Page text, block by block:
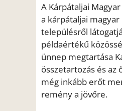
A Kárpátaljai
a kárpátaljai
településről
példaértékű
ünnep megtartása
összetartozás és az
még inkább erőt
remény a jövőre.